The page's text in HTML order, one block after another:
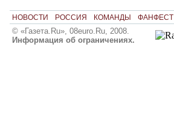
НОВОСТИ РОССИЯ КОМАНДЫ ФАНФЕСТ
© «Газета.Ru», 08euro.Ru, 2008.
Информация об ограничениях.